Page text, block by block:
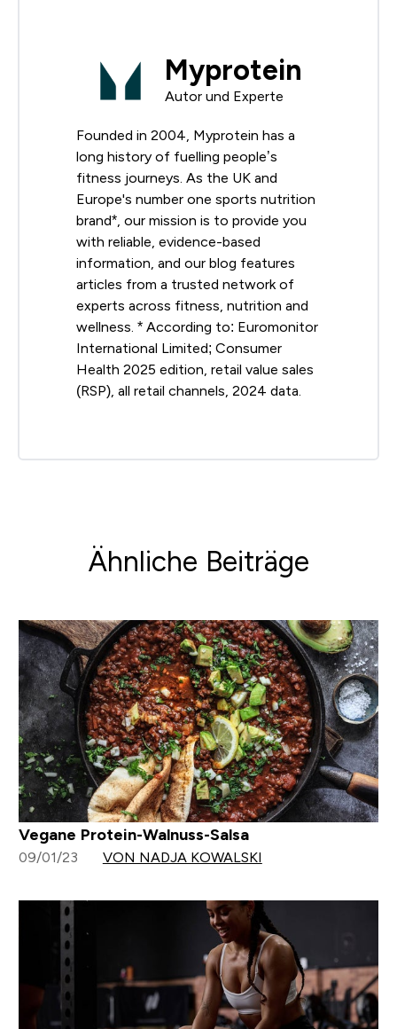
Myprotein
Autor und Experte
Founded in 2004, Myprotein has a
long history of fuelling people’s
fitness journeys. As the UK and
Europe's number one sports nutrition
brand*, our mission is to provide you
with reliable, evidence-based
information, and our blog features
articles from a trusted network of
experts across fitness, nutrition and
wellness. * According to: Euromonitor
International Limited; Consumer
Health 2025 edition, retail value sales
(RSP), all retail channels, 2024 data.
Ähnliche Beiträge
Vegane Protein-Walnuss-Salsa
09/01/23 VON NADJA KOWALSKI